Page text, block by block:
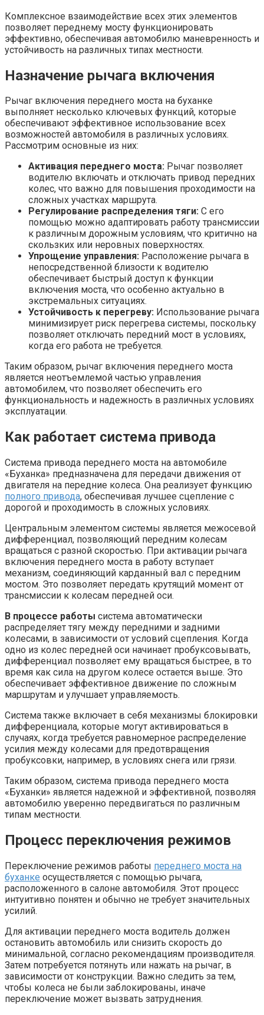
Комплексное взаимодействие всех этих элементов
позволяет переднему мосту функционировать
эффективно, обеспечивая автомобилю маневренность и
устойчивость на различных типах местности.
Назначение рычага включения
Рычаг включения переднего моста на буханке
выполняет несколько ключевых функций, которые
обеспечивают эффективное использование всех
возможностей автомобиля в различных условиях.
Рассмотрим основные из них:
Активация переднего моста: Рычаг позволяет
водителю включать и отключать привод передних
колес, что важно для повышения проходимости на
сложных участках маршрута.
Регулирование распределения тяги: С его
помощью можно адаптировать работу трансмиссии
к различным дорожным условиям, что критично на
скользких или неровных поверхностях.
Упрощение управления: Расположение рычага в
непосредственной близости к водителю
обеспечивает быстрый доступ к функции
включения моста, что особенно актуально в
экстремальных ситуациях.
Устойчивость к перегреву: Использование рычага
минимизирует риск перегрева системы, поскольку
позволяет отключать передний мост в условиях,
когда его работа не требуется.
Таким образом, рычаг включения переднего моста
является неотъемлемой частью управления
автомобилем, что позволяет обеспечить его
функциональность и надежность в различных условиях
эксплуатации.
Как работает система привода
Система привода переднего моста на автомобиле
«Буханка» предназначена для передачи движения от
двигателя на передние колеса. Она реализует функцию
полного привода, обеспечивая лучшее сцепление с
дорогой и проходимость в сложных условиях.
Центральным элементом системы является межосевой
дифференциал, позволяющий передним колесам
вращаться с разной скоростью. При активации рычага
включения переднего моста в работу вступает
механизм, соединяющий карданный вал с передним
мостом. Это позволяет передать крутящий момент от
трансмиссии к колесам передней оси.
В процессе работы система автоматически
распределяет тягу между передними и задними
колесами, в зависимости от условий сцепления. Когда
одно из колес передней оси начинает пробуксовывать,
дифференциал позволяет ему вращаться быстрее, в то
время как сила на другом колесе остается выше. Это
обеспечивает эффективное движение по сложным
маршрутам и улучшает управляемость.
Система также включает в себя механизмы блокировки
дифференциала, которые могут активироваться в
случаях, когда требуется равномерное распределение
усилия между колесами для предотвращения
пробуксовки, например, в условиях снега или грязи.
Таким образом, система привода переднего моста
«Буханки» является надежной и эффективной, позволяя
автомобилю уверенно передвигаться по различным
типам местности.
Процесс переключения режимов
Переключение режимов работы переднего моста на
буханке осуществляется с помощью рычага,
расположенного в салоне автомобиля. Этот процесс
интуитивно понятен и обычно не требует значительных
усилий.
Для активации переднего моста водитель должен
остановить автомобиль или снизить скорость до
минимальной, согласно рекомендациям производителя.
Затем потребуется потянуть или нажать на рычаг, в
зависимости от конструкции. Важно следить за тем,
чтобы колеса не были заблокированы, иначе
переключение может вызвать затруднения.